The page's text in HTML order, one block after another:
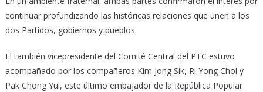
continuar profundizando las históricas relaciones que unen a los
dos Partidos, gobiernos y pueblos.
El también vicepresidente del Comité Central del PTC estuvo
acompañado por los compañeros Kim Jong Sik, Ri Yong Chol y
Pak Chong Yul, este último embajador de la República Popular